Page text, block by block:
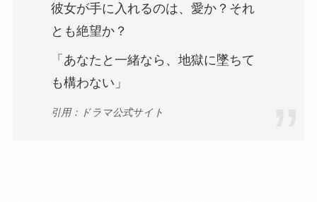
彼女が手に入れるのは、愛か？それ
とも絶望か？
「あなたと一緒なら、地獄に墜ちて
も構わない」
引用：ドラマ公式サイト